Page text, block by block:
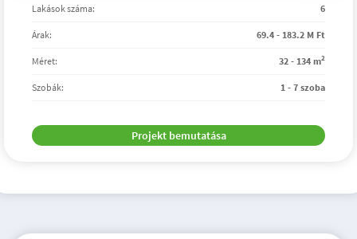
Lakások száma: 6
Árak: 69.4 - 183.2 M Ft
Méret: 32 - 134 m2
Szobák: 1 - 7 szoba
Projekt bemutatása